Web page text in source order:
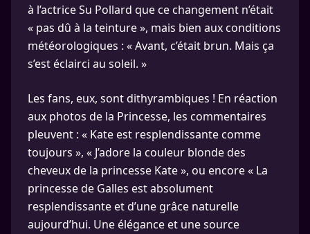
à l’actrice Su Pollard que ce changement n’était
« pas dû à la teinture », mais bien aux conditions
météorologiques : « Avant, c’était brun. Mais ça
s’est éclairci au soleil. »
Les fans, eux, sont dithyrambiques ! En réaction
aux photos de la Princesse, les commentaires
pleuvent : « Kate est resplendissante comme
toujours », « J’adore la couleur blonde des
cheveux de la princesse Kate », ou encore « La
princesse de Galles est absolument
resplendissante et d’une grâce naturelle
aujourd’hui. Une élégance et une source